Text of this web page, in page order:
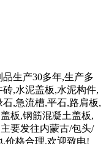
生产30多年,生产多
,水泥盖板,水泥构件,
,急流槽,平石,路肩板,
板,钢筋混凝土盖板,
要发往内蒙古/包头/
价格合理,欢迎致电!